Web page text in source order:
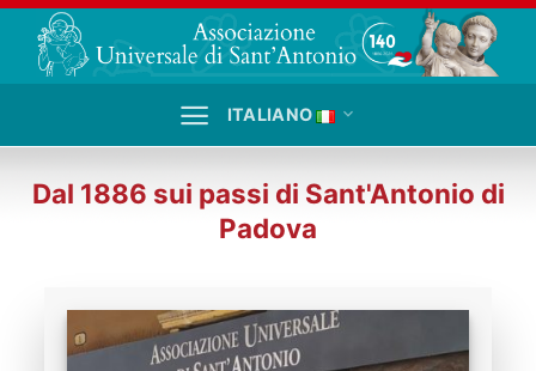
Salta
contenuti
ITALIANO
Dal 1886 sui passi di Sant'Antonio di
Padova